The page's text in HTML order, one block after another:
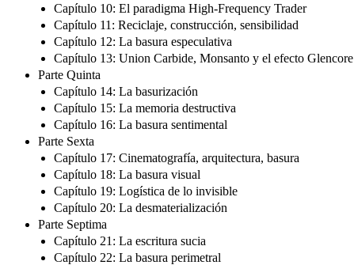
Capítulo 10: El paradigma High-Frequency Trader
Capítulo 11: Reciclaje, construcción, sensibilidad
Capítulo 12: La basura especulativa
Capítulo 13: Union Carbide, Monsanto y el efecto Glencore
Parte Quinta
Capítulo 14: La basurización
Capítulo 15: La memoria destructiva
Capítulo 16: La basura sentimental
Parte Sexta
Capítulo 17: Cinematografía, arquitectura, basura
Capítulo 18: La basura visual
Capítulo 19: Logística de lo invisible
Capítulo 20: La desmaterialización
Parte Septima
Capítulo 21: La escritura sucia
Capítulo 22: La basura perimetral